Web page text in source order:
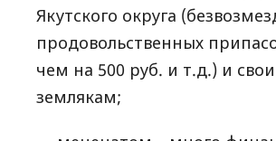
Якутского округа
продовольственных
чем на 500 руб. и т.д.) и
землякам;